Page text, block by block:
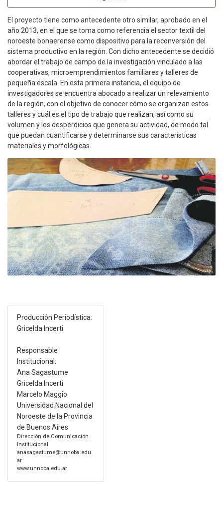
El proyecto tiene como antecedente otro similar, aprobado en el
año 2013, en el que se toma como referencia el sector textil del
noroeste bonaerense como dispositivo para la reconversión del
sistema productivo en la región. Con dicho antecedente se decidió
abordar el trabajo de campo de la investigación vinculado a las
cooperativas, microemprendimientos familiares y talleres de
pequeña escala. En esta primera instancia, el equipo de
investigadores se encuentra abocado a realizar un relevamiento
de la región, con el objetivo de conocer cómo se organizan estos
talleres y cuál es el tipo de trabajo que realizan, así como su
volumen y los desperdicios que genera su actividad, de modo tal
que puedan cuantificarse y determinarse sus características
materiales y morfológicas.
Producción Periodística:
Gricelda Incerti
Responsable
Institucional:
Ana Sagastume
Gricelda Incerti
Marcelo Maggio
Universidad Nacional del
Noroeste de la Provincia
de Buenos Aires
Dirección de Comunicación
Institucional
anasagastume@unnoba.edu.
ar
www.unnoba.edu.ar